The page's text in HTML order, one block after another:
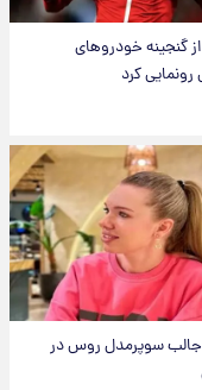
از گنجینه خودروهای
کرد
جالب سوپرمدل روس در